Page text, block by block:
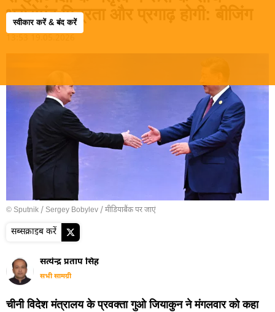
स्वीकार करें & बंद करें
भरोसेमंद मित्रता और प्रगाढ़ होगी: बीजिंग
© Sputnik / Sergey Bobylev /मीडियाबैंक पर जाएं
सब्सक्राइब करें
सत्येन्द्र प्रताप सिंह
सभी सामग्री
चीनी विदेश मंत्रालय के प्रवक्ता गुओ जियाकुन ने मंगलवार को कहा